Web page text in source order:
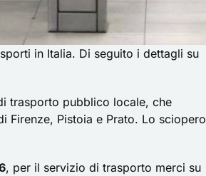
in Italia. Di seguito i dettagli su
trasporto pubblico locale, che
Firenze, Pistoia e Prato. Lo sciopero
, per il servizio di trasporto merci su